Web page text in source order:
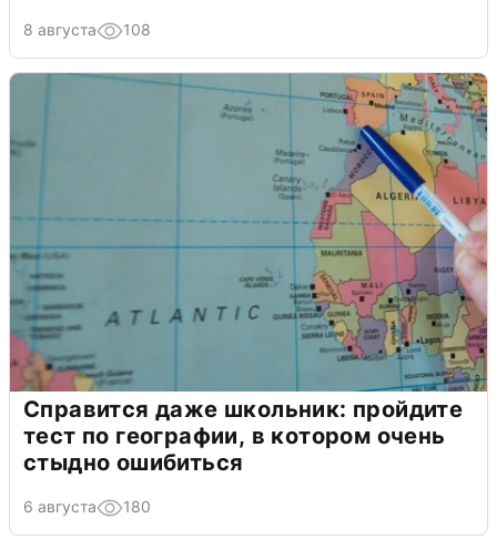
8 августа 108
Справится даже школьник: пройдите
тест по географии, в котором очень
стыдно ошибиться
6 августа 180